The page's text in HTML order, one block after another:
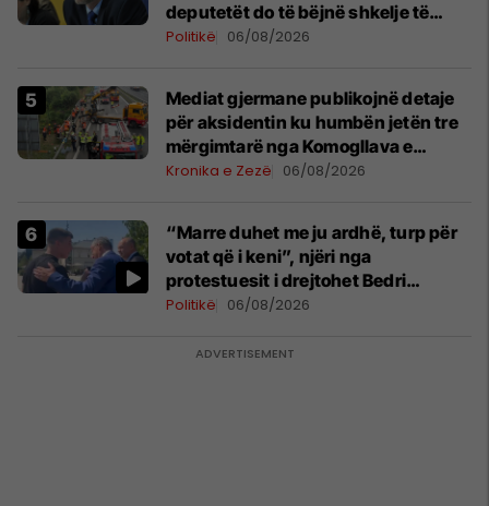
deputetët do të bëjnë shkelje të
rëndë kushtetuese
Politikë 06/08/2026
Mediat gjermane publikojnë detaje
për aksidentin ku humbën jetën tre
mërgimtarë nga Komogllava e
Ferizajt
Kronika e Zezë 06/08/2026
“Marre duhet me ju ardhë, turp për
votat që i keni”, njëri nga
protestuesit i drejtohet Bedri
Hamzës
Politikë 06/08/2026